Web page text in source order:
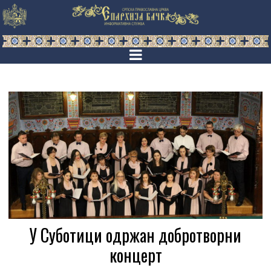
У Суботици одржан добротворни
концерт